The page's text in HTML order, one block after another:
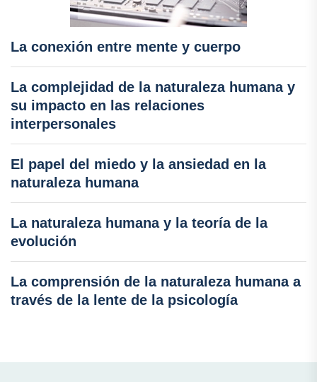
La conexión entre mente y cuerpo
La complejidad de la naturaleza humana y
su impacto en las relaciones
interpersonales
El papel del miedo y la ansiedad en la
naturaleza humana
La naturaleza humana y la teoría de la
evolución
La comprensión de la naturaleza humana a
través de la lente de la psicología